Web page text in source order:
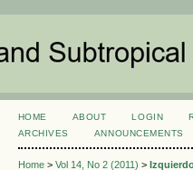
HOME ABOUT LOGIN
ARCHIVES
ANNOUNCEMENTS
Home> Vol 14, No 2 (2011) >